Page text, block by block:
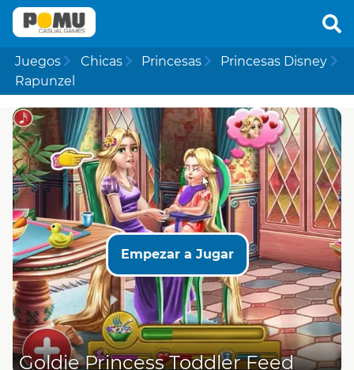
Juegos Chicas Princesas
Princesas Disney
Rapunzel
Empezar a Jugar
Goldie Princess Toddler Feed